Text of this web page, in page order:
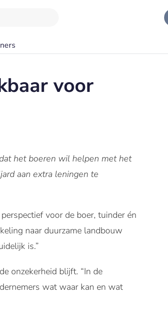
voor
het boeren wil helpen met het
aan extra leningen te
voor de boer, tuinder én
naar duurzame landbouw
is.”
onzekerheid blijft. “In de
wat waar kan en wat